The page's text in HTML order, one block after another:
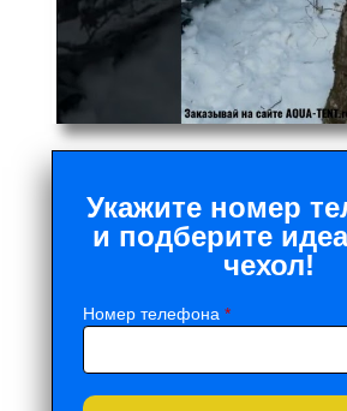
Укажите номер
и подберите
чехол!
Номер телефона *